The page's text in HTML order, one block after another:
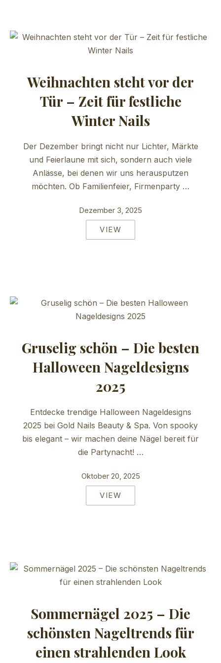
Weihnachten steht vor der
Tür – Zeit für festliche
Winter Nails
Der Dezember bringt nicht nur Lichter, Märkte
und Feierlaune mit sich, sondern auch viele
Anlässe, bei denen wir uns herausputzen
möchten. Ob Familienfeier, Firmenparty …
Dezember 3, 2025
VIEW
Gruselig schön – Die besten
Halloween Nageldesigns
2025
Entdecke trendige Halloween Nageldesigns
2025 bei Gold Nails Beauty & Spa. Von spooky
bis elegant – wir machen deine Nägel bereit für
die Partynacht! …
Oktober 20, 2025
VIEW
Sommernägel 2025 – Die
schönsten Nageltrends für
einen strahlenden Look